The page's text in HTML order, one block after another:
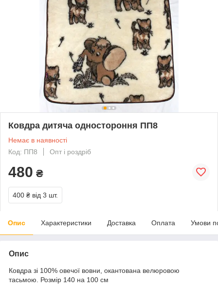
Ковдра дитяча одностороння ПП8
Немає в наявності
Код: ПП8
Опт і роздріб
480 ₴
400 ₴ від 3 шт.
Опис Характеристики Доставка Оплата Умови
Опис
Ковдра зі 100% овечої вовни, окантована велюровою
тасьмою. Розмір 140 на 100 см